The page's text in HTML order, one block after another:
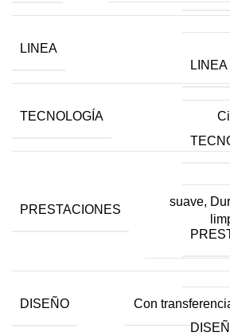
LINEA
TECNOLOGÍA
PRESTACIONES
suave,
DISEÑO Con
LINEA